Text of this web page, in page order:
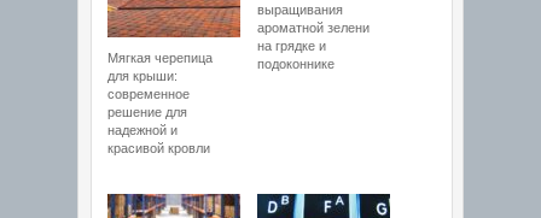
Мягкая черепица
для крыши:
современное
решение для
надежной и
красивой кровли
выращивания
ароматной зелени
на грядке и
подоконнике